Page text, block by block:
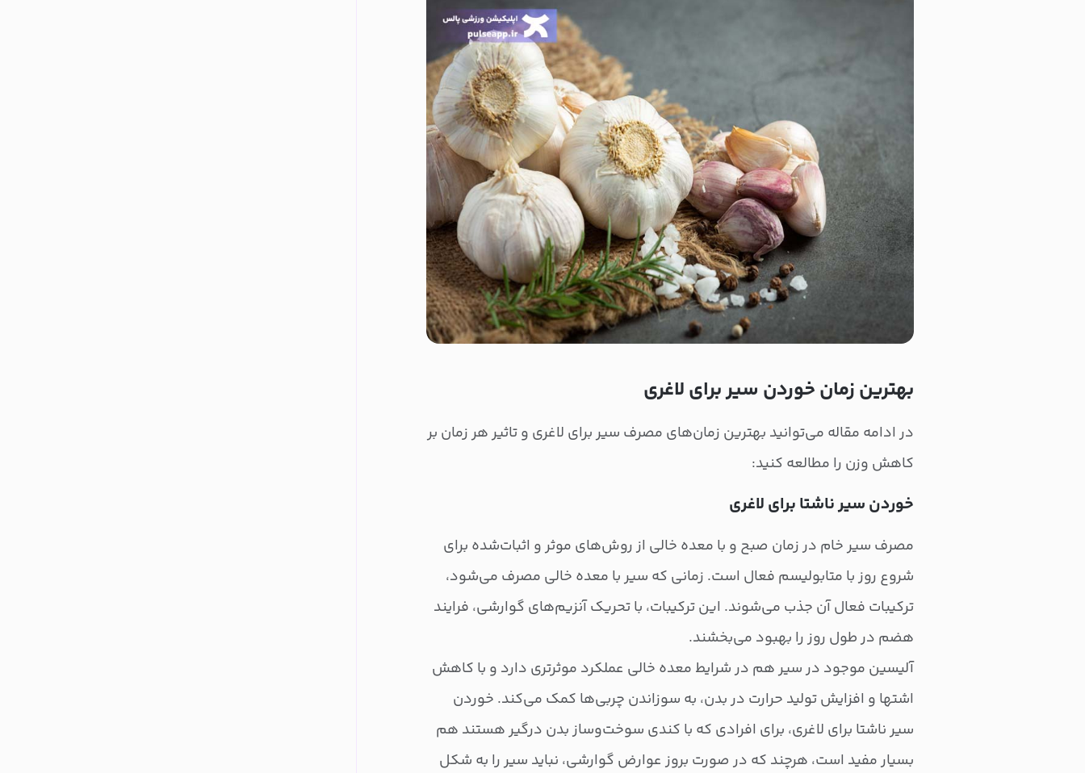
بهترین زمان خوردن سیر برای لاغری
در ادامه مقاله می‌توانید بهترین زمان‌های مصرف سیر برای لاغری و تاثیر هر زمان بر
کاهش وزن را مطالعه کنید:
خوردن سیر ناشتا برای لاغری
مصرف سیر خام در زمان صبح و با معده خالی از روش‌های موثر و اثبات‌شده برای
شروع روز با متابولیسم فعال است. زمانی که سیر با معده خالی مصرف می‌شود،
ترکیبات فعال آن جذب می‌شوند. این ترکیبات، با تحریک آنزیم‌های گوارشی، فرایند
هضم در طول روز را بهبود می‌بخشند.
آلیسین موجود در سیر هم در شرایط معده خالی عملکرد موثرتری دارد و با کاهش
اشتها و افزایش تولید حرارت در بدن، به سوزاندن چربی‌ها کمک می‌کند. خوردن
سیر ناشتا برای لاغری، برای افرادی که با کندی سوخت‌وساز بدن درگیر هستند هم
بسیار مفید است، هرچند که در صورت بروز عوارض گوارشی، نباید سیر را به شکل